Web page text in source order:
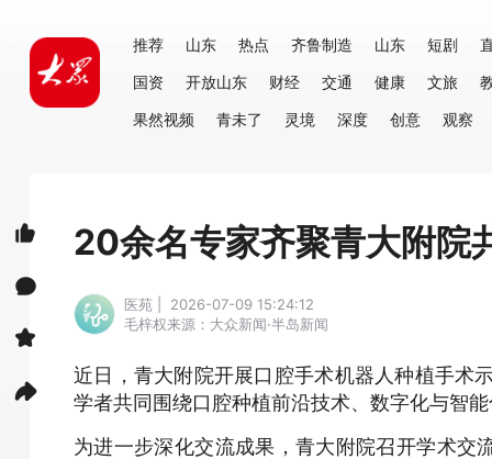
推荐 山东 热点 齐鲁制造 山东 短剧
国资
开放山东 财经 交通 健康 文旅
果然视频
青未了 灵境 深度 创意 观察
20余名专家齐聚青大附院
医苑 | 2026-07-09 15:24:12
毛梓权来源：大众新闻·半岛新闻
近日，青大附院开展口腔手术机器人种植手术
学者共同围绕口腔种植前沿技术、数字化与智
为进一步深化交流成果，青大附院召开学术交